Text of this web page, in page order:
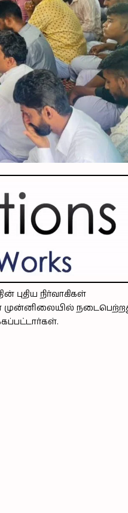
நிர்வாகிகள்
முன்னிலையில்